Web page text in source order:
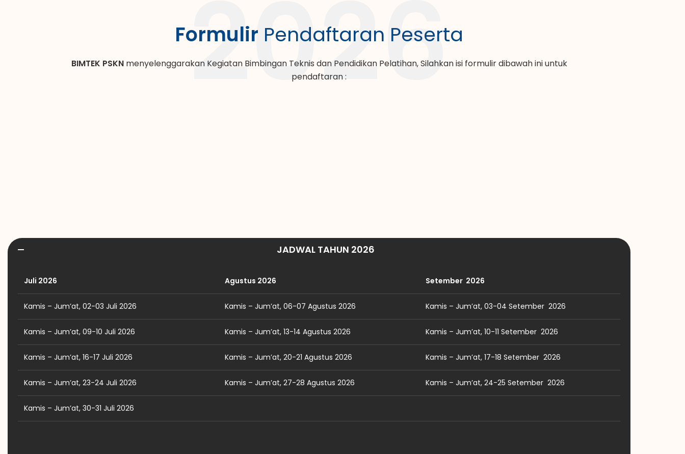
2026
Formulir Pendaftaran Peserta
BIMTEK PSKNmenyelenggarakan Kegiatan Bimbingan Teknis dan Pendidikan Pelatihan, Silahkan isi formulir dibawah ini untuk
pendaftaran :
JADWAL TAHUN 2026
Juli 2026 Agustus 2026 Setember 2026
Kamis – Jum’at, 02-03 Juli 2026 Kamis – Jum’at, 06-07 Agustus 2026 Kamis – Jum’at, 03-04 Setember 2026
Kamis – Jum’at, 09-10 Juli 2026 Kamis – Jum’at, 13-14 Agustus 2026 Kamis – Jum’at, 10-11 Setember 2026
Kamis – Jum’at, 16-17 Juli 2026 Kamis – Jum’at, 20-21 Agustus 2026 Kamis – Jum’at, 17-18 Setember 2026
Kamis – Jum’at, 23-24 Juli 2026 Kamis – Jum’at, 27-28 Agustus 2026 Kamis – Jum’at, 24-25 Setember 2026
Kamis – Jum’at, 30-31 Juli 2026